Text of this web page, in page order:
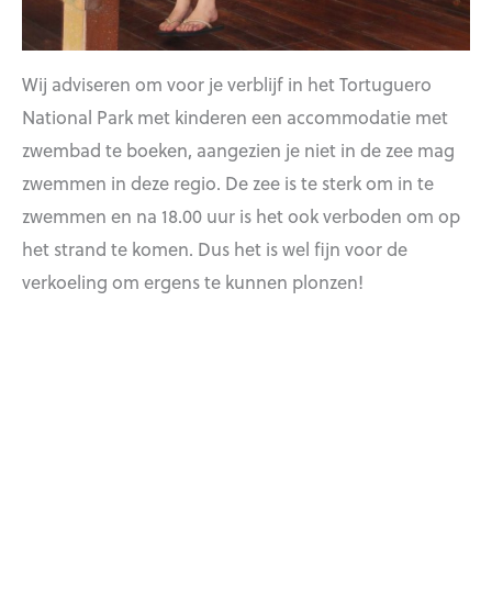
Wij adviseren om voor je verblijf in het Tortuguero
National Park met kinderen een accommodatie met
zwembad te boeken, aangezien je niet in de zee mag
zwemmen in deze regio. De zee is te sterk om in te
zwemmen en na 18.00 uur is het ook verboden om op
het strand te komen. Dus het is wel fijn voor de
verkoeling om ergens te kunnen plonzen!